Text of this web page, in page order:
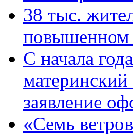
38 тыс.
повышенном
С начала
заявление
«Семь